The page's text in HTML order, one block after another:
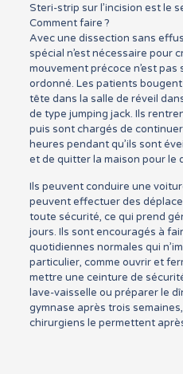
Steri-strip sur l’incision est le
Comment faire ?
Avec une dissection sans
spécial n’est nécessaire pour
mouvement précoce n’est
ordonné. Les patients
tête dans la salle de réveil
de type jumping jack. Ils
puis sont chargés de
heures pendant qu’ils sont
et de quitter la maison pour le
Ils peuvent conduire une
peuvent effectuer des
toute sécurité, ce qui prend
jours. Ils sont encouragés à
quotidiennes normales qui
particulier, comme ouvrir et
mettre une ceinture de
lave-vaisselle ou préparer le
gymnase après trois
chirurgiens le permettent